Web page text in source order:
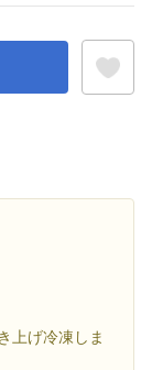
上げ冷凍しま